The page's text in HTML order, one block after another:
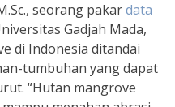
seorang pakardata
Gadjah Mada,
di Indonesia ditandai
tumbuhan yang dapat
“Hutan mangrove